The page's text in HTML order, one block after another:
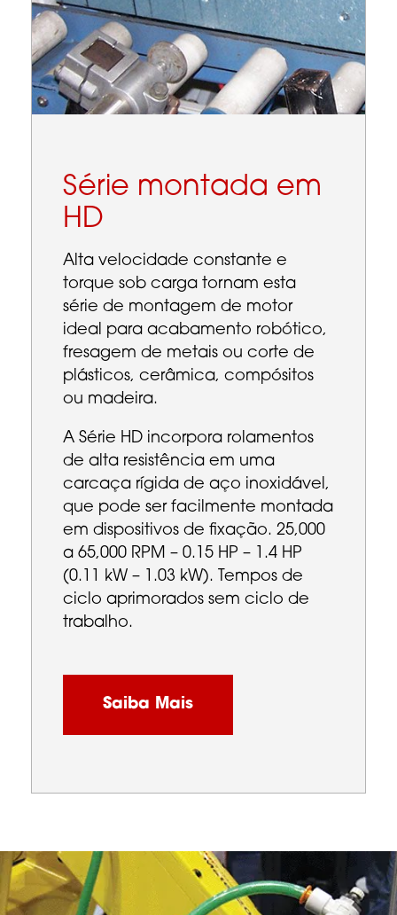
Série montada em
HD
Alta velocidade constante e
torque sob carga tornam esta
série de montagem de motor
ideal para acabamento robótico,
fresagem de metais ou corte de
plásticos, cerâmica, compósitos
ou madeira.
A Série HD incorpora rolamentos
de alta resistência em uma
carcaça rígida de aço inoxidável,
que pode ser facilmente montada
em dispositivos de fixação. 25,000
a 65,000 RPM – 0.15 HP – 1.4 HP
(0.11 kW – 1.03 kW). Tempos de
ciclo aprimorados sem ciclo de
trabalho.
Saiba Mais